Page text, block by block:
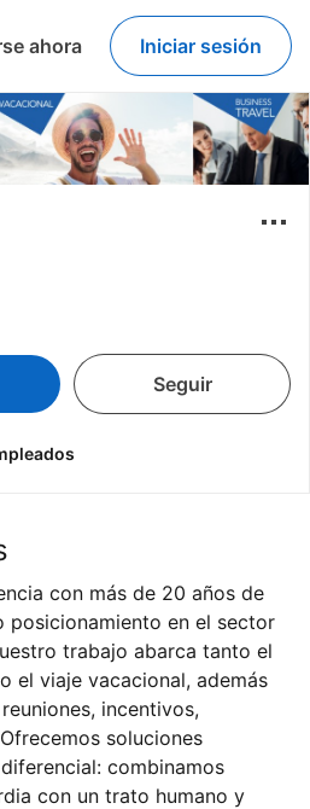
ahora Iniciar sesión
Seguir
con más de 20 años de
en el sector
trabajo abarca tanto el
el viaje vacacional, además
incentivos,
soluciones
combinamos
con un trato humano y